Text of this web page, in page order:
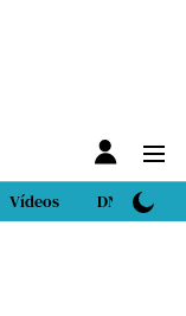
Vídeos DN Sport